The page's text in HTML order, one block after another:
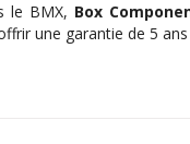
le BMX, Box
une garantie de 5